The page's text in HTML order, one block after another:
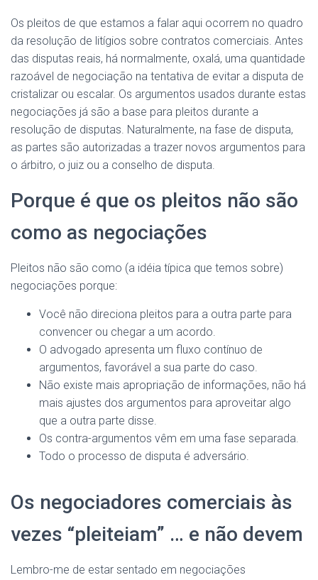
Os pleitos de que estamos a falar aqui ocorrem no quadro
da resolução de litígios sobre contratos comerciais. Antes
das disputas reais, há normalmente, oxalá, uma quantidade
razoável de negociação na tentativa de evitar a disputa de
cristalizar ou escalar. Os argumentos usados durante estas
negociações já são a base para pleitos durante a
resolução de disputas. Naturalmente, na fase de disputa,
as partes são autorizadas a trazer novos argumentos para
o árbitro, o juiz ou a conselho de disputa.
Porque é que os pleitos não são
como as negociações
Pleitos não são como (a idéia típica que temos sobre)
negociações porque:
Você não direciona pleitos para a outra parte para
convencer ou chegar a um acordo.
O advogado apresenta um fluxo contínuo de
argumentos, favorável a sua parte do caso.
Não existe mais apropriação de informações, não há
mais ajustes dos argumentos para aproveitar algo
que a outra parte disse.
Os contra-argumentos vêm em uma fase separada.
Todo o processo de disputa é adversário.
Os negociadores comerciais às
vezes “pleiteiam” … e não devem
Lembro-me de estar sentado em negociações